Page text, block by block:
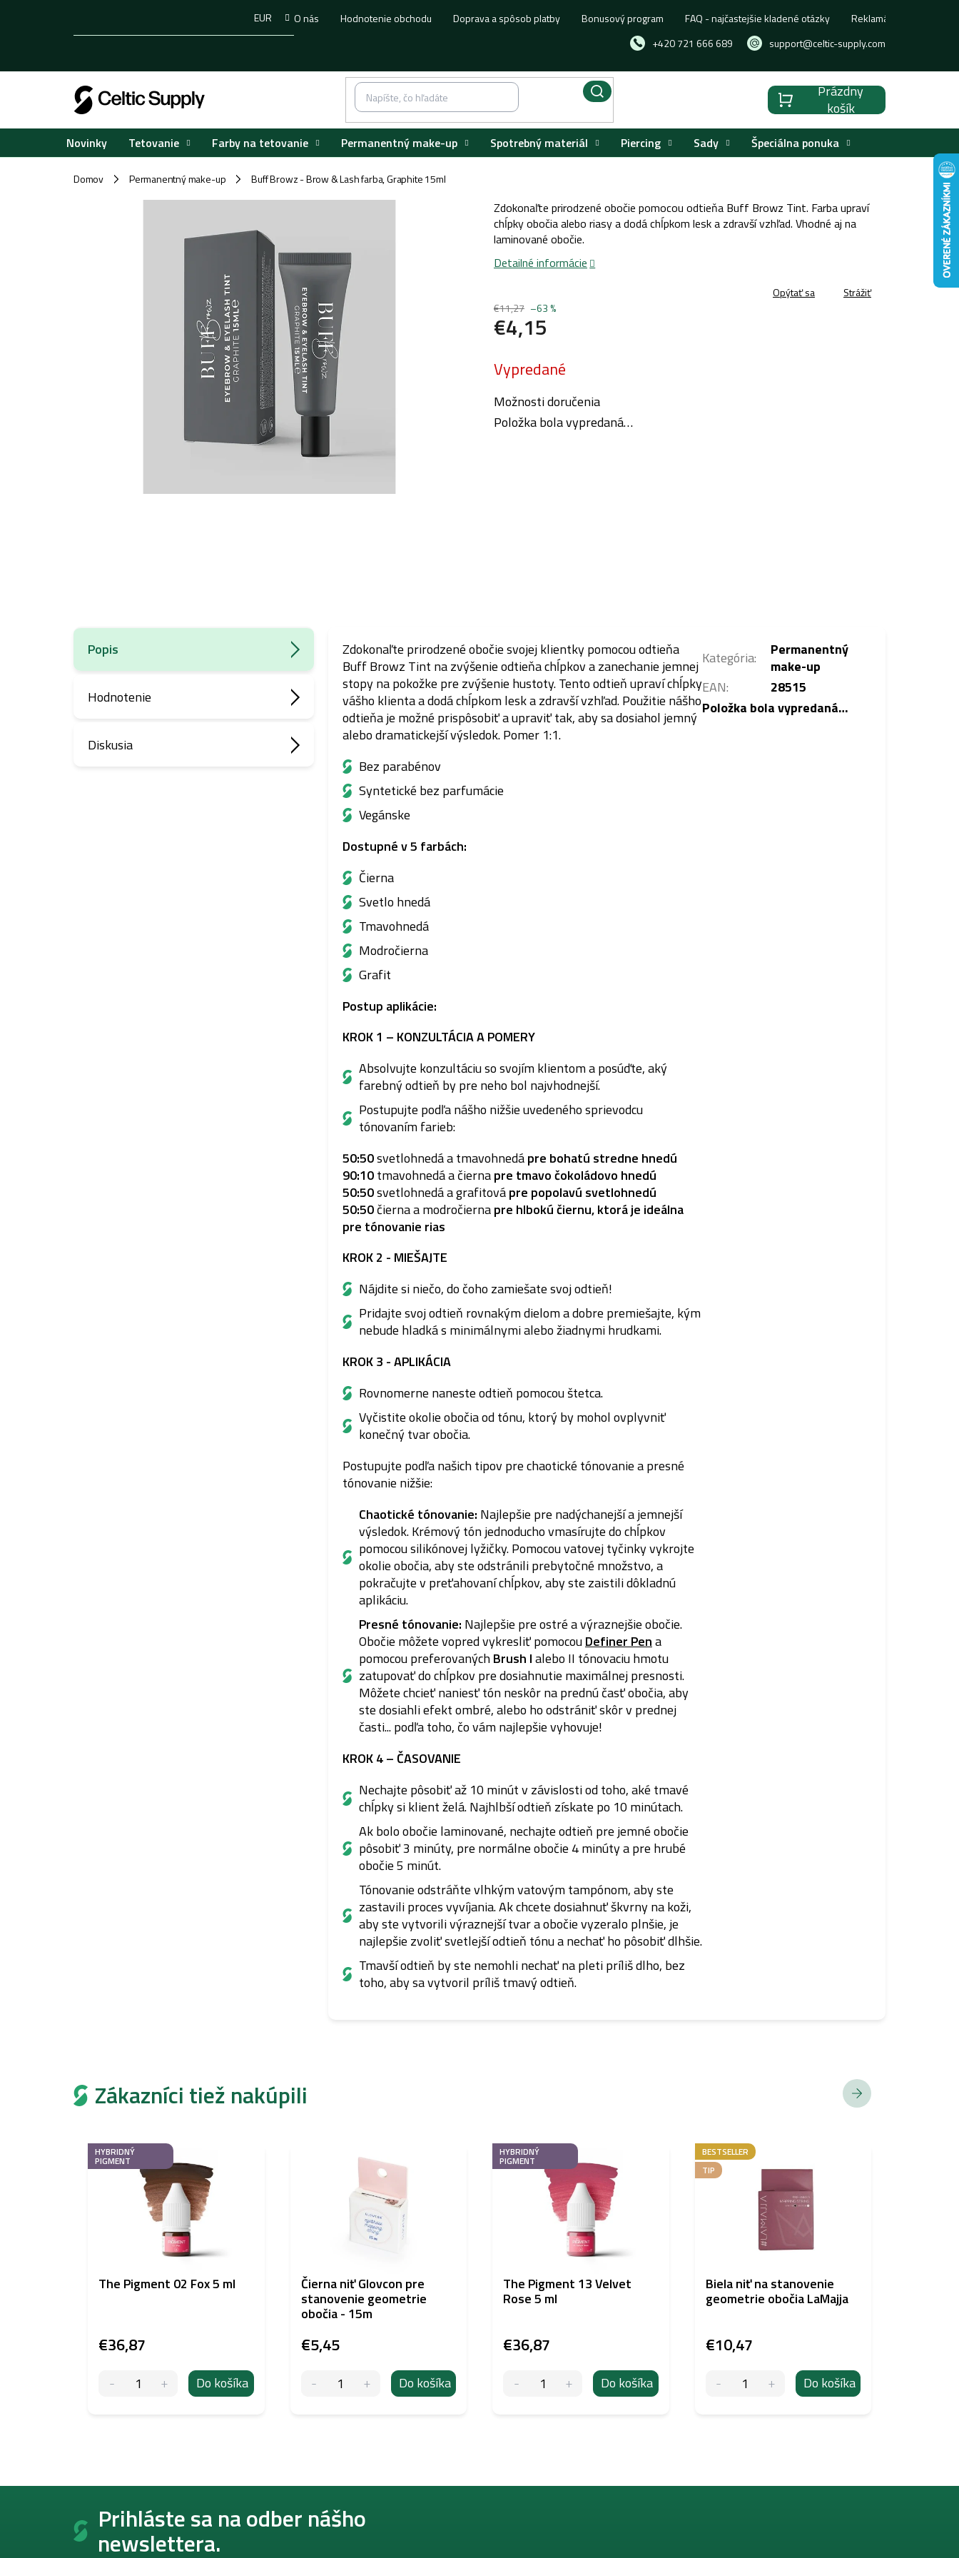
+420 721 666 689 support@celtic-supply.com
O nás Hodnotenie obchodu Doprava a spôsob platby Bonusový program FAQ - najčastejšie kladené otázky Reklamácia, výmena
EUR
Nákupný
košík
Prázdny
košík
Novinky Tetovanie Farby na tetovanie Permanentný make-up Spotrebný materiál Piercing Sady Špeciálna ponuka
Domov / Permanentný make-up / Buff Browz - Brow & Lash farba, Graphite 15ml
€11,27 –63 %
€4,15
cena:
Vypredané
Možnosti doručenia
Položka bola vypredaná…
Zdokonaľte prirodzené obočie pomocou odtieňa Buff Browz Tint. Farba upraví
chĺpky obočia alebo riasy a dodá chĺpkom lesk a zdravší vzhľad. Vhodné aj na
laminované obočie.
Detailné informácie
Opýtať sa Strážiť
Popis
Hodnotenie
Diskusia
Zdokonaľte prirodzené obočie svojej klientky pomocou odtieňa
Buff Browz Tint na zvýšenie odtieňa chĺpkov a zanechanie jemnej
stopy na pokožke pre zvýšenie hustoty. Tento odtieň upraví chĺpky
vášho klienta a dodá chĺpkom lesk a zdravší vzhľad. Použitie nášho
odtieňa je možné prispôsobiť a upraviť tak, aby sa dosiahol jemný
alebo dramatickejší výsledok. Pomer 1:1.
Bez parabénov
Syntetické bez parfumácie
Vegánske
Dostupné v 5 farbách:
Čierna
Svetlo hnedá
Tmavohnedá
Modročierna
Grafit
Postup aplikácie:
KROK 1 – KONZULTÁCIA A POMERY
Absolvujte konzultáciu so svojím klientom a posúďte, aký
farebný odtieň by pre neho bol najvhodnejší.
Postupujte podľa nášho nižšie uvedeného sprievodcu
tónovaním farieb:
50:50svetlohnedá a tmavohnedápre bohatú stredne hnedú
90:10tmavohnedá a čiernapre tmavo čokoládovo hnedú
50:50svetlohnedá a grafitovápre popolavú svetlohnedú
50:50čierna a modročiernapre hlbokú čiernu, ktorá je ideálna
pre tónovanie rias
KROK 2 - MIEŠAJTE
Nájdite si niečo, do čoho zamiešate svoj odtieň!
Pridajte svoj odtieň rovnakým dielom a dobre premiešajte, kým
nebude hladká s minimálnymi alebo žiadnymi hrudkami.
KROK 3 - APLIKÁCIA
Rovnomerne naneste odtieň pomocou štetca.
Vyčistite okolie obočia od tónu, ktorý by mohol ovplyvniť
konečný tvar obočia.
Postupujte podľa našich tipov pre chaotické tónovanie a presné
tónovanie nižšie:
Chaotické tónovanie: Najlepšie pre nadýchanejší a jemnejší
výsledok. Krémový tón jednoducho vmasírujte do chĺpkov
pomocou silikónovej lyžičky. Pomocou vatovej tyčinky vykrojte
okolie obočia, aby ste odstránili prebytočné množstvo, a
pokračujte v preťahovaní chĺpkov, aby ste zaistili dôkladnú
aplikáciu.
Presné tónovanie: Najlepšie pre ostré a výraznejšie obočie.
Obočie môžete vopred vykresliť pomocouDefiner Pena
pomocou preferovanýchBrush Ialebo II tónovaciu hmotu
zatupovať do chĺpkov pre dosiahnutie maximálnej presnosti.
Môžete chcieť naniesť tón neskôr na prednú časť obočia, aby
ste dosiahli efekt ombré, alebo ho odstrániť skôr v prednej
časti... podľa toho, čo vám najlepšie vyhovuje!
KROK 4 – ČASOVANIE
Nechajte pôsobiť až 10 minút v závislosti od toho, aké tmavé
chĺpky si klient želá. Najhlbší odtieň získate po 10 minútach.
Ak bolo obočie laminované, nechajte odtieň pre jemné obočie
pôsobiť 3 minúty, pre normálne obočie 4 minúty a pre hrubé
obočie 5 minút.
Tónovanie odstráňte vlhkým vatovým tampónom, aby ste
zastavili proces vyvíjania. Ak chcete dosiahnuť škvrny na koži,
aby ste vytvorili výraznejší tvar a obočie vyzeralo plnšie, je
najlepšie zvoliť svetlejší odtieň tónu a nechať ho pôsobiť dlhšie.
Tmavší odtieň by ste nemohli nechať na pleti príliš dlho, bez
toho, aby sa vytvoril príliš tmavý odtieň.
Kategória:
Permanentný
make-up
EAN:
28515
Položka bola vypredaná…
Zákazníci tiež nakúpili
HYBRIDNÝ
PIGMENT
The Pigment 02 Fox 5 ml
€36,87
Do košíka
Čierna niť Glovcon pre
stanovenie geometrie
obočia - 15m
€5,45
Do košíka
HYBRIDNÝ
PIGMENT
The Pigment 13 Velvet
Rose 5 ml
€36,87
Do košíka
BESTSELLER
TIP
Biela niť na stanovenie
geometrie obočia LaMajja
€10,47
Do košíka
Z
Prihláste sa na odber nášho
newslettera.